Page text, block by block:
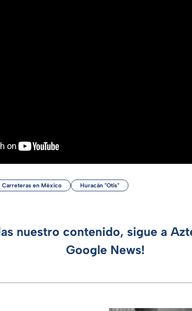
Carreteras en México Huracán "Otis"
nuestro contenido, sigue a
Google News!